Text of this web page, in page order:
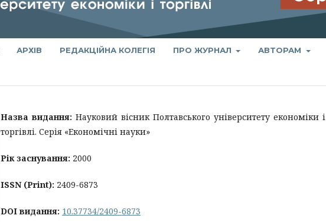
АРХІВ РЕДАКЦІЙНА КОЛЕГІЯ ПРО ЖУРНАЛ АВТОРАМ
Назва видання: Науковий вісник Полтавського університету економіки і
торгівлі. Серія «Економічні науки»
Рік заснування: 2000
ISSN (Print): 2409-6873
DOI видання: 10.37734/2409-6873